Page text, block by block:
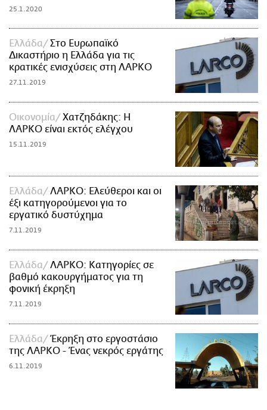
25.1.2020
Ελλάδα
Στο Ευρωπαϊκό
Δικαστήριο η Ελλάδα για τις
κρατικές ενισχύσεις στη ΛΑΡΚΟ
27.11.2019
Οικονομία
Χατζηδάκης: Η
ΛΑΡΚΟ είναι εκτός ελέγχου
15.11.2019
Ελλάδα
ΛΑΡΚΟ: Ελεύθεροι και οι
έξι κατηγορούμενοι για το
εργατικό δυστύχημα
7.11.2019
Ελλάδα
ΛΑΡΚΟ: Κατηγορίες σε
βαθμό κακουργήματος για τη
φονική έκρηξη
7.11.2019
Ελλάδα
Έκρηξη στο εργοστάσιο
της ΛΑΡΚΟ - Ένας νεκρός εργάτης
6.11.2019